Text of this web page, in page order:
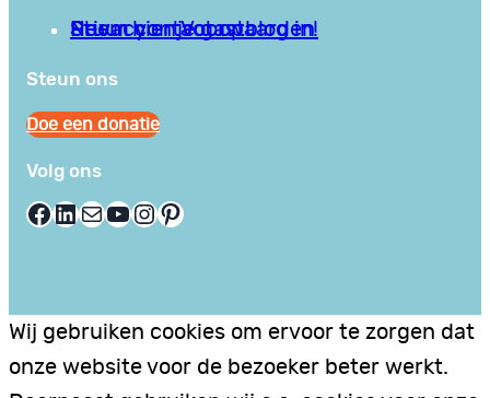
Privacy en Voorwaarden
Stuur hier je gastblog in!
Neem contact op
Steun ons
Doe een donatie
Volg ons
Facebook LinkedIn E-mail YouTube InstagramPinterest
Wij gebruiken cookies om ervoor te zorgen dat
onze website voor de bezoeker beter werkt.